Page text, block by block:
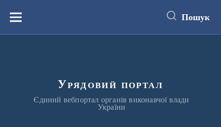
вмістуМеню Пошук
Урядовий портал
Єдиний вебпортал органів виконавчої влади
України